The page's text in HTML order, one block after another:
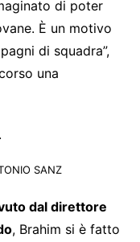
di poter
È un motivo
di squadra”,
una
SANZ
dal direttore
, Brahim si è fatto